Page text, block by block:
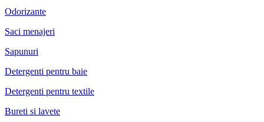
Odorizante
Saci menajeri
Sapunuri
Detergenti pentru baie
Detergenti pentru textile
Bureti si lavete